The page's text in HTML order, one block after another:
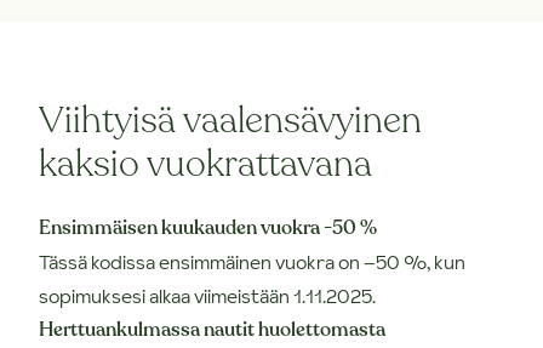
Viihtyisä vaalensävyinen
kaksio vuokrattavana
Ensimmäisen kuukauden vuokra -50 %
Tässä kodissa ensimmäinen vuokra on –50 %, kun
sopimuksesi alkaa viimeistään 1.11.2025.
Herttuankulmassa nautit huolettomasta